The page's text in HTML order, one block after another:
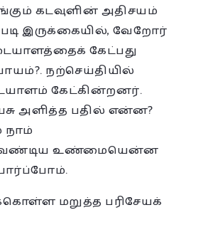
கடவுளின் அதிசயம்
இருக்கையில், வேறோர்
கேட்பது
நற்செய்தியில்
கேட்கின்றனர்.
அளித்த பதில் என்ன?
நாம்
உண்மையென்ன
மறுத்த பரிசேயக்